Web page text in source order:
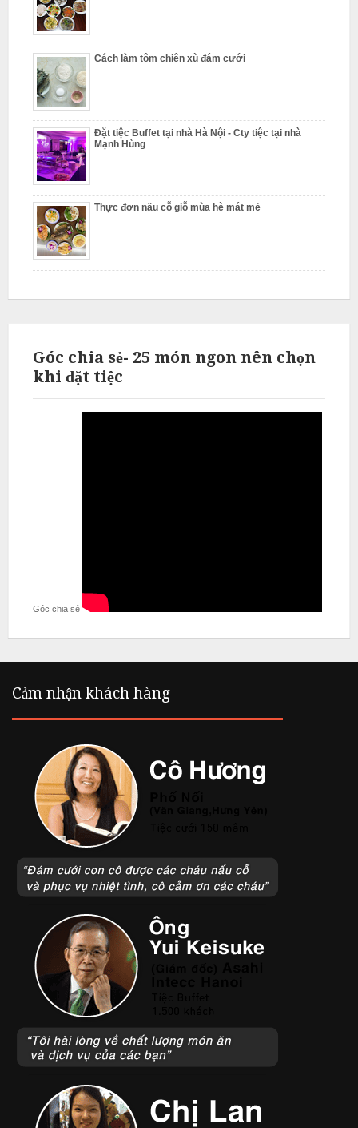
Cách làm tôm chiên xù đám cưới
Đặt tiệc Buffet tại nhà Hà Nội - Cty tiệc tại nhà
Mạnh Hùng
Thực đơn nấu cỗ giỗ mùa hè mát mẻ
Góc chia sẻ- 25 món ngon nên chọn
khi đặt tiệc
Góc chia sẻ
Cảm nhận khách hàng